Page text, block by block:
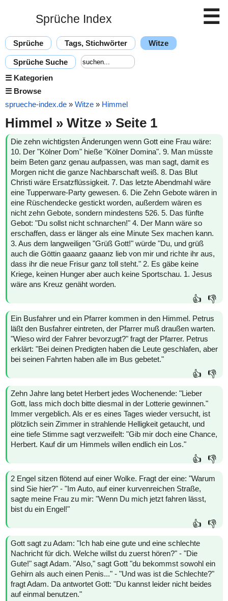
Sprüche Index ☰
Sprüche Tags, Stichwörter Witze
Sprüche Suche
☰ Kategorien
☰ Browse
sprueche-index.de » Witze » Himmel
Himmel » Witze » Seite 1
Die zehn wichtigsten Änderungen wenn Gott eine Frau wäre:
10. Der "Kölner Dom" hieße "Kölner Domina". 9. Man müsste
beim Beten ganz genau aufpassen, was man sagt, damit es
Morgen nicht die ganze Nachbarschaft weiß. 8. Das Blut
Christi wäre Ersatzflüssigkeit. 7. Das letzte Abendmahl wäre
eine Tupperware-Party gewesen. 6. Die Zehn Gebote wären in
eine Rüschendecke gestickt worden, außerdem wären es
nicht zehn Gebote, sondern mindestens 526. 5. Das fünfte
Gebot: "Du sollst nicht schnarchen!" 4. Der Mann wäre so
erschaffen, dass er länger als eine Minute Sex machen kann.
3. Aus dem langweiligen "Grüß Gott!" würde "Du, und grüß
auch die Göttin gaaanz gaaanz lieb von mir und richte ihr aus,
dass ihr die neue Frisur ganz toll steht." 2. Es gäbe keine
Kriege, keinen Hunger aber auch keine Sportschau. 1. Jesus
wäre ans Kreuz genäht worden.
👍 👎
Ein Busfahrer und ein Pfarrer kommen in den Himmel. Petrus
läßt den Busfahrer eintreten, der Pfarrer muß draußen warten.
"Wieso wird der Fahrer bevorzugt?" fragt der Pfarrer. Petrus
erklärt: "Bei deinen Predigten haben die Leute geschlafen, aber
bei seinen Fahrten haben alle im Bus gebetet."
👍 👎
Zehn Jahre lang betet Herbert jedes Wochenende: "Lieber
Gott, lass mich doch bitte diesmal in der Lotterie gewinnen."
Immer vergeblich. Als er es eines Tages wieder versucht, ist
plötzlich sein Zimmer in strahlende Helligkeit getaucht, und
eine tiefe Stimme sagt verzweifelt: "Gib mir doch eine Chance,
Herbert. Kauf dir um Himmels willen endlich ein Los."
👍 👎
2 Engel sitzen flötend auf einer Wolke. Fragt der eine: "Warum
sind Sie hier?" - "Im Auto, auf einer kurvenreichen Straße,
sagte meine Frau zu mir: "Wenn Du mich jetzt fahren lässt,
bist du ein Engel!"
👍 👎
Gott sagt zu Adam: "Ich hab eine gute und eine schlechte
Nachricht für dich. Welche willst du zuerst hören?" - "Die
Gute!" sagt Adam. "Also," sagt Gott "du bekommst sowohl ein
Gehirn als auch einen Penis..." - "Und was ist die Schlechte?"
fragt Adam. Da antwortet Gott: "Du kannst leider nicht beides
auf einmal benutzen."